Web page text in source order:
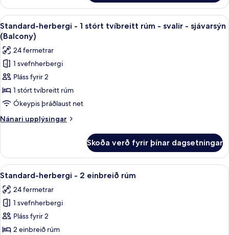
(View)
herbergi
1
stórt
tvíbreitt
rúm
(View)
Skoða
allar
myndir
fyrir
Standard-
herbergi
-
1
stórt
tvíbreitt
-
svalir
-
sjávarsýn
(Balcony)
Míníbar, öryggishólf í herbergi,
7
Standard-herbergi - 1 stórt tvíbreitt rúm - svalir - sjávarsýn
(Balcony)
24 fermetrar
1 svefnherbergi
Pláss fyrir 2
1 stórt tvíbreitt rúm
Ókeypis þráðlaust net
Nánari upplýsingar
Nánari
herbergi
1
tvíbreitt
rúm
svalir
-
Skoða verð fyrir þínar dagsetningar
Skoða
allar
myndir
fyrir
Standard-
herbergi
Míníbar, öryggishólf í herbergi,
5
Standard-herbergi - 2 einbreið rúm
24 fermetrar
1 svefnherbergi
Pláss fyrir 2
2 einbreið rúm